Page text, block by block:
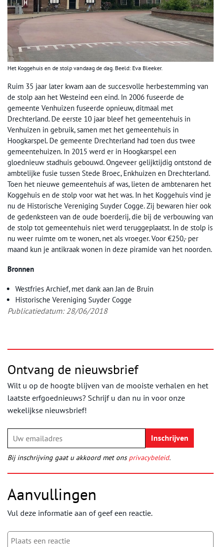
Het Koggehuis en de stolp vandaag de dag. Beeld: Eva Bleeker.
Ruim 35 jaar later kwam aan de succesvolle herbestemming van
de stolp aan het Westeind een eind. In 2006 fuseerde de
gemeente Venhuizen fuseerde opnieuw, ditmaal met
Drechterland. De eerste 10 jaar bleef het gemeentehuis in
Venhuizen in gebruik, samen met het gemeentehuis in
Hoogkarspel. De gemeente Drechterland had toen dus twee
gemeentehuizen. In 2015 werd er in Hoogkarspel een
gloednieuw stadhuis gebouwd. Ongeveer gelijktijdig ontstond de
ambtelijke fusie tussen Stede Broec, Enkhuizen en Drechterland.
Toen het nieuwe gemeentehuis af was, lieten de ambtenaren het
Koggehuis en de stolp voor wat het was. In het Koggehuis vind je
nu de Historische Vereniging Suyder Cogge. Zij bewaren hier ook
de gedenksteen van de oude boerderij, die bij de verbouwing van
de stolp tot gemeentehuis niet werd teruggeplaatst. In de stolp is
nu weer ruimte om te wonen, net als vroeger. Voor €250,- per
maand kun je antikraak wonen in deze piramide van het noorden.
Bronnen
Westfries Archief, met dank aan Jan de Bruin
Historische Vereniging Suyder Cogge
Publicatiedatum: 28/06/2018
Ontvang de nieuwsbrief
Wilt u op de hoogte blijven van de mooiste verhalen en het
laatste erfgoednieuws? Schrijf u dan nu in voor onze
wekelijkse nieuwsbrief!
Bij inschrijving gaat u akkoord met ons privacybeleid.
Aanvullingen
Vul deze informatie aan of geef een reactie.